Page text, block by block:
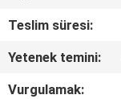
GEÇIN
HABERLER
Teslim süresi:
Yetenek temini:
Vurgulamak: